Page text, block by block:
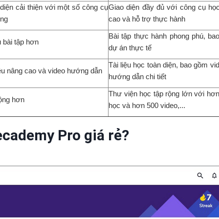
cải thiện với một số công cụGiao diện đầy đủ với công cụ
cao và hỗ trợ thực hành
bài tập hơn
Bài tập thực hành phong phú,
dự án thực tế
nâng cao và video hướng dẫn
Tài liệu học toàn diện, bao gồm
hướng dẫn chi tiết
hơn
Thư viện học tập rộng lớn với
học và hơn 500 video,...
Pro giá rẻ?